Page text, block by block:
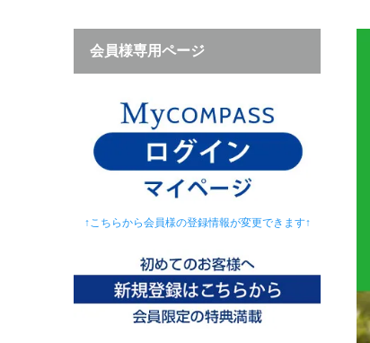
会員様専用ページ
↑こちらから会員様の登録情報が変更できます↑